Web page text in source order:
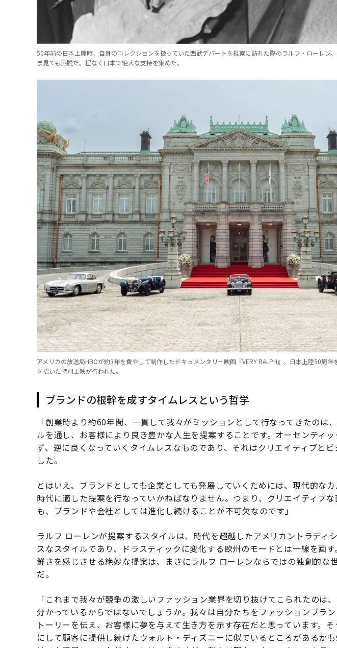
50年前の日本上陸時、自身のコレクションを扱っていた西武デパートを視察に訪れた際のラルフ・ローレン
ま見ても洒脱だ。程なく日本で絶大な支持を集めた。
アメリカの放送局HBOが約3年を費やして制作したドキュメンタリー映画『VERY RALPH』。日本上陸50周
を招いた特別上映が行われた。
ブランドの根幹を成すタイムレスという哲学
「創業時より約60年間、一貫して我々がミッションとして行なってきたのは
ルを通し、お客様により良き豊かな人生を提案することです。オーセンティ
ず、逆に良くなっていくタイムレスなものであり、それはクリエイティブと
した。
とはいえ、ブランドとしても企業としても発展していくためには、現代的なカ
時代に適した提案を行なっていかねばなりません。つまり、クリエイティブ
も、ブランドや会社としては進化し続けることが不可欠なのです」
ラルフ ローレンが提案するスタイルは、時代を超越したアメリカントラディ
スなスタイルであり、ドラスティックに変化する欧州のモードとは一線を画
鮮さを感じさせる絶妙な提案は、まさにラルフ ローレンならではの独創的な
だ。
「これまで我々が競争の激しいファッション業界を切り抜けてこられたのは
分かっているからではないでしょうか。我々は自分たちをファッションブラ
トーリーを伝え、お客様に夢を与えて生き方を示す存在だと思っています。
にして顧客に提供し続けたウォルト・ディズニーに似ているところがあるか